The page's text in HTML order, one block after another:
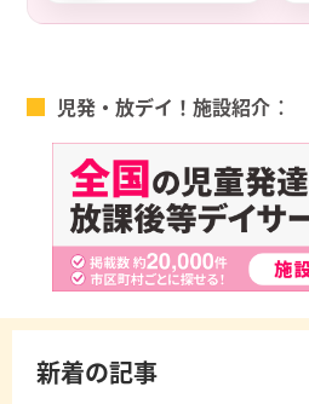
児発・放デイ！施設紹介
新着の記事